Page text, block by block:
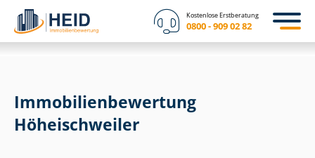
Kostenlose Erstberatung
0800 - 909 02 82
Immobilien­bewertung
Höheischweiler